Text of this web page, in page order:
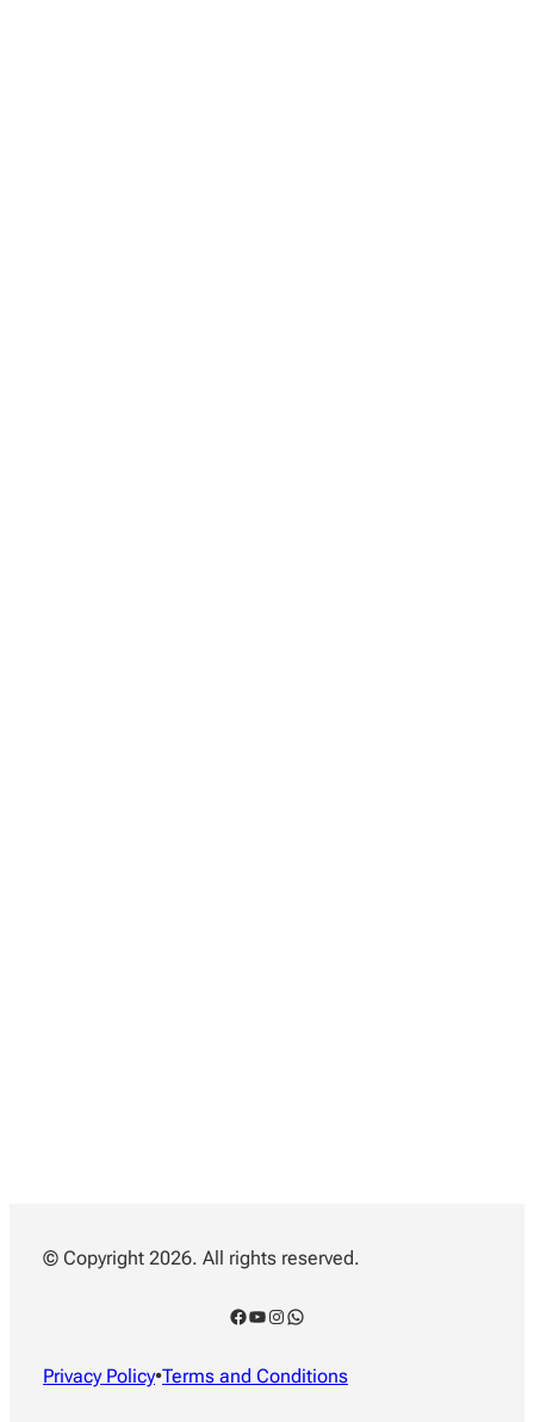
© Copyright 2026. All rights reserved.
Facebook YouTube Instagram WhatsApp
Privacy Policy•Terms and Conditions